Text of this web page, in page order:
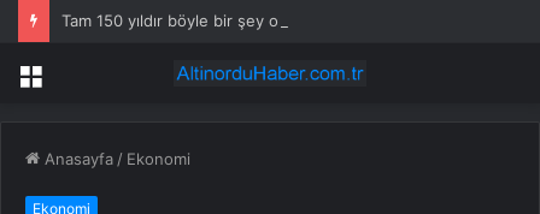
Menü
Anasayfa / Ekonomi
Ekonomi